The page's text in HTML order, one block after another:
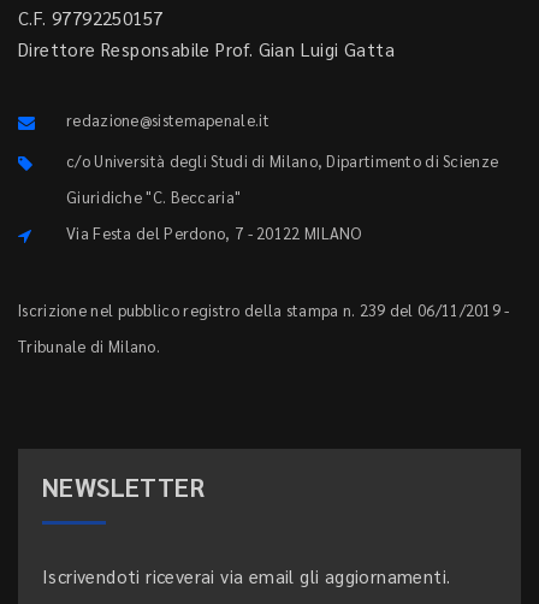
C.F. 97792250157
Direttore Responsabile Prof. Gian Luigi Gatta
redazione@sistemapenale.it
c/o Università degli Studi di Milano, Dipartimento di Scienze
Giuridiche "C. Beccaria"
Via Festa del Perdono, 7 - 20122 MILANO
Iscrizione nel pubblico registro della stampa n. 239 del 06/11/2019 -
Tribunale di Milano.
NEWSLETTER
Iscrivendoti riceverai via email gli aggiornamenti.